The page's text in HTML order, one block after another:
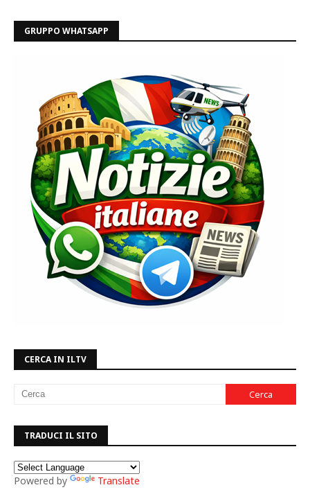
GRUPPO WHATSAPP
CERCA IN ILTV
TRADUCI IL SITO
Powered by Translate